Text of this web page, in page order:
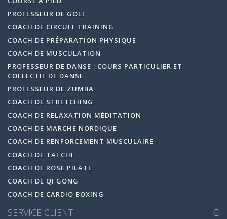
PROFESSEUR DE GOLF
COACH DE CIRCUIT TRAINING
COACH DE PRÉPARATION PHYSIQUE
COACH DE MUSCULATION
PROFESSEUR DE DANSE : COURS PARTICULIER ET
COLLECTIF DE DANSE
PROFESSEUR DE ZUMBA
COACH DE STRETCHING
COACH DE RELAXATION MÉDITATION
COACH DE MARCHE NORDIQUE
COACH DE RENFORCEMENT MUSCULAIRE
COACH DE TAI CHI
COACH DE ROSE PILATE
COACH DE QI GONG
COACH DE CARDIO BOXING
SERVICE CLIENT